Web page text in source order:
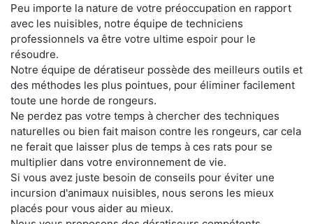
Peu importe la nature de votre préoccupation en rapport
avec les nuisibles, notre équipe de techniciens
professionnels va être votre ultime espoir pour le
résoudre.
Notre équipe de dératiseur possède des meilleurs outils et
des méthodes les plus pointues, pour éliminer facilement
toute une horde de rongeurs.
Ne perdez pas votre temps à chercher des techniques
naturelles ou bien fait maison contre les rongeurs, car cela
ne ferait que laisser plus de temps à ces rats pour se
multiplier dans votre environnement de vie.
Si vous avez juste besoin de conseils pour éviter une
incursion d'animaux nuisibles, nous serons les mieux
placés pour vous aider au mieux.